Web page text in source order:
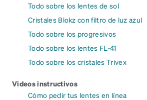
Todo sobre los lentes de sol
Cristales Blokz con filtro de luz azul
Todo sobre los progresivos
Todo sobre los lentes FL-41
Todo sobre los cristales Trivex
Videos instructivos
Cómo pedir tus lentes en línea